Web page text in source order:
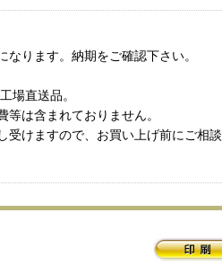
なります。納期をご確認下さい。
場直送品。
等は含まれておりません。
受けますので、お買い上げ前にご相談